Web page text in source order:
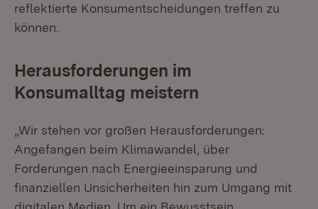
reflektierte Konsumentscheidungen treffen zu
können.
Herausforderungen im
Konsumalltag meistern
„Wir stehen vor großen Herausforderungen:
Angefangen beim Klimawandel, über
Forderungen nach Energieeinsparung und
finanziellen Unsicherheiten hin zum Umgang mit